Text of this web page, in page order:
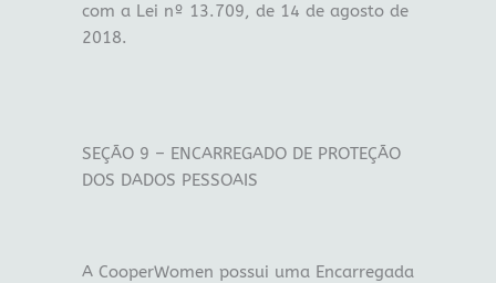
com a Lei nº 13.709, de 14 de agosto de
2018.
SEÇÃO 9 – ENCARREGADO DE PROTEÇÃO
DOS DADOS PESSOAIS
A CooperWomen possui uma Encarregada